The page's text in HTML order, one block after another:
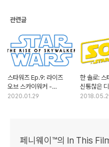
관련글
스타워즈 Ep.9: 라이즈
오브 스카이워커 -
일관성이 결여된 시리즈의
2020.01.29
한 솔로: 스
신통찮은
[스타워즈]
페니웨이™의 In This